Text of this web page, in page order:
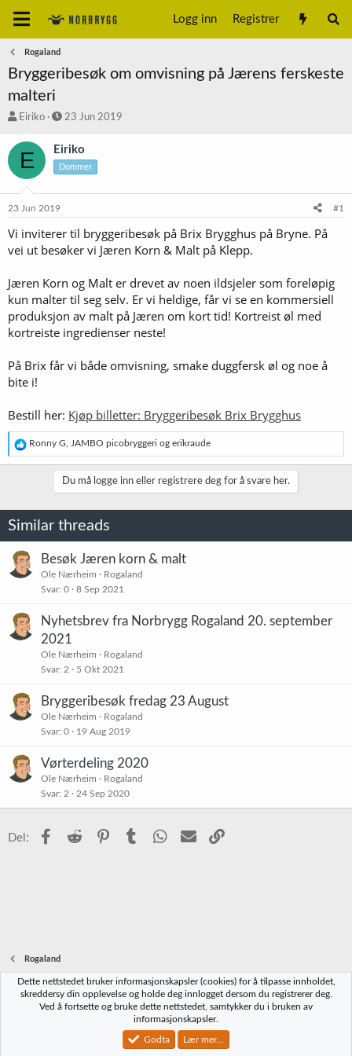
Logg inn Registrer
Rogaland
Bryggeribesøk om omvisning på Jærens ferskeste
malteri
T
å
e
r
Eiriko
S
a
r
t
o
23 Jun 2019
E Eiriko
Dommer
23 Jun 2019 #1
Vi inviterer til bryggeribesøk på Brix Brygghus på Bryne. På
vei ut besøker vi Jæren Korn & Malt på Klepp.
Jæren Korn og Malt er drevet av noen ildsjeler som foreløpig
kun malter til seg selv. Er vi heldige, får vi se en kommersiell
produksjon av malt på Jæren om kort tid! Kortreist øl med
kortreiste ingredienser neste!
På Brix får vi både omvisning, smake duggfersk øl og noe å
bite i!
Bestill her: Kjøp billetter: Bryggeribesøk Brix Brygghus
R
e
a
n
e
r
:
Ronny G JAMBO picobryggeri og erikraude
Du må logge inn eller registrere deg for å svare her.
Similar threads
Besøk Jæren korn & malt
Ole Nærheim
Rogaland
Svar 0 8 Sep 2021
Nyhetsbrev fra Norbrygg Rogaland 20. september
2021
Ole Nærheim
Rogaland
Svar 2 5 Okt 2021
Bryggeribesøk fredag 23 August
Ole Nærheim
Rogaland
Svar 0 19 Aug 2019
Vørterdeling 2020
Ole Nærheim
Rogaland
Svar 2 24 Sep 2020
Del: Facebook
Reddit PinterestTumblr WhatsApp
E-post
Rogaland
Norbrygg-default
Vilkår og regler Personvernregler
Community platform by XenForo® © 2010-2023 XenForo Ltd.
Dette nettstedet bruker informasjonskapsler (cookies) for å tilpasse innholdet,
skreddersy din opplevelse og holde deg innlogget dersom du registrerer deg.
Ved å fortsette og bruke dette nettstedet, samtykker du i bruken av
informasjonskapsler.
Godta Lær mer...